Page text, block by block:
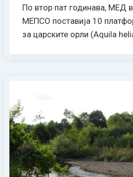
По втор пат годинава, МЕД
МЕПСО поставија 10
за царските орли (Aquila